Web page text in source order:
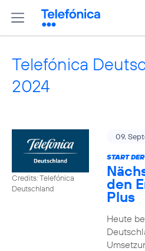
Telefónica
2024
Credits: Telefónica
Deutschland
09.
START
den
Plus
Heute